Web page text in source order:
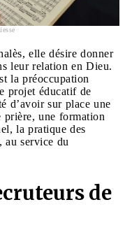
elle désire donner
leur relation en Dieu.
la préoccupation
projet éducatif de
d’avoir sur place une
prière, une formation
la pratique des
au service du
de